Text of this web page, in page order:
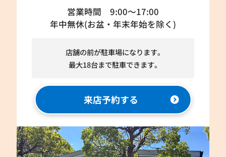
営業時間 9:00～17:00
年中無休(お盆・年末年始を除く)
店舗の前が駐車場になります。
最大18台まで駐車できます。
来店予約する